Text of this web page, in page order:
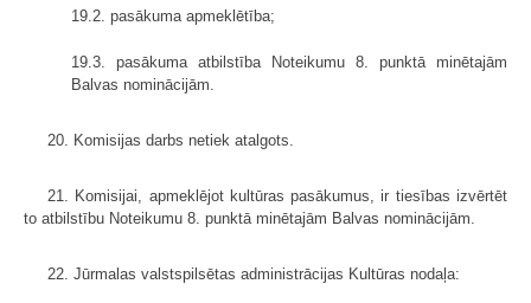
19.2. pasākuma apmeklētība;
19.3. pasākuma atbilstība Noteikumu 8. punktā minētajām
Balvas nominācijām.
20. Komisijas darbs netiek atalgots.
21. Komisijai, apmeklējot kultūras pasākumus, ir tiesības izvērtēt
to atbilstību Noteikumu 8. punktā minētajām Balvas nominācijām.
22. Jūrmalas valstspilsētas administrācijas Kultūras nodaļa: